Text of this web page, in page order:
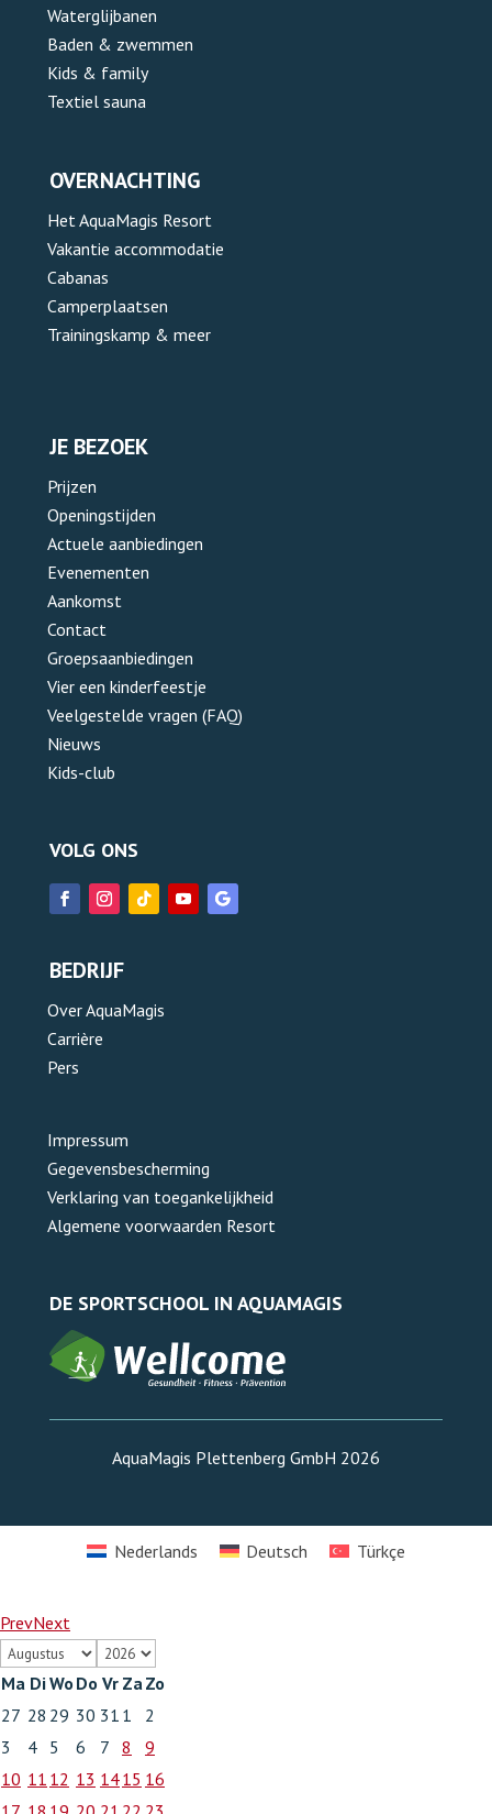
Waterglijbanen
Baden & zwemmen
Kids & family
Textiel sauna
OVERNACHTING
Het AquaMagis Resort
Vakantie accommodatie
Cabanas
Camperplaatsen
Trainingskamp & meer
JE BEZOEK
Prijzen
Openingstijden
Actuele aanbiedingen
Evenementen
Aankomst
Contact
Groepsaanbiedingen
Vier een kinderfeestje
Veelgestelde vragen (FAQ)
Nieuws
Kids-club
VOLG ONS
BEDRIJF
Over AquaMagis
Carrière
Pers
Impressum
Gegevensbescherming
Verklaring van toegankelijkheid
Algemene voorwaarden Resort
DE SPORTSCHOOL IN AQUAMAGIS
AquaMagis Plettenberg GmbH 2026
Nederlands Deutsch Türkçe
PrevNext
Ma DiWo Do Vr ZaZo
27 28 29 30 31 1
2
3
4 5 6 7 8
9
10 11 12 13 1415 16